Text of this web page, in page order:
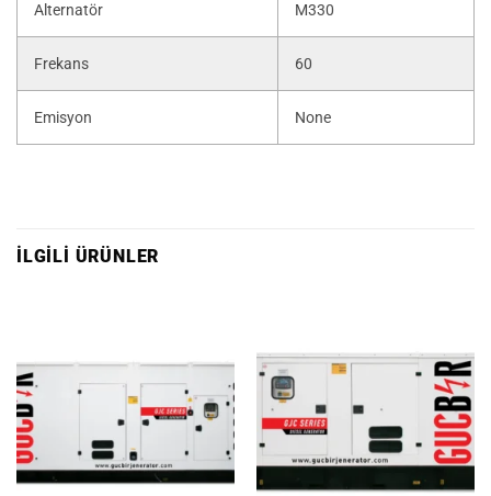
Alternatör M330
Frekans 60
Emisyon None
İLGILI ÜRÜNLER